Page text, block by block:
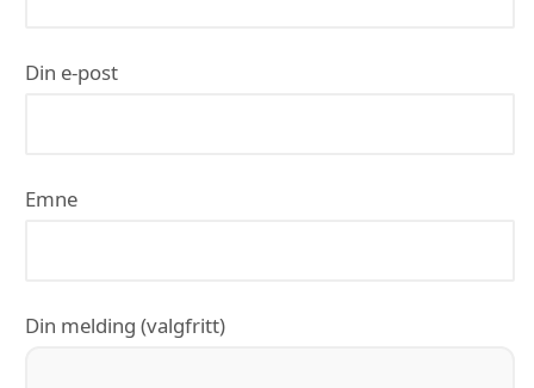
Din e-post
Emne
Din melding (valgfritt)